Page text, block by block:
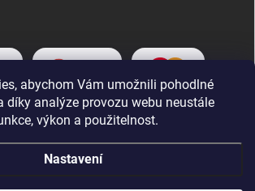
abychom Vám umožnili pohodlné
díky analýze provozu webu neustále
výkon a použitelnost.
Nastavení